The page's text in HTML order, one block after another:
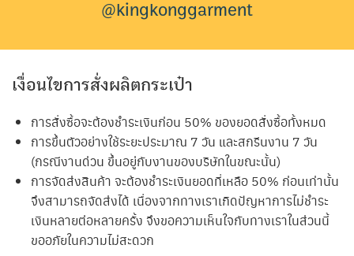
@kingkonggarment
เงื่อนไขการสั่งผลิตกระเป๋า
การสั่งซื้อจะต้องชำระเงินก่อน 50% ของยอดสั่งซื้อทั้งหมด
การขึ้นตัวอย่างใช้ระยะประมาณ 7 วัน และสกรีนงาน 7 วัน
(กรณีงานด่วน ขึ้นอยู่กับงานของบริษัทในขณะนั้น)
การจัดส่งสินค้า จะต้องชำระเงินยอดที่เหลือ 50% ก่อนเท่านั้น
จึงสามารถจัดส่งได้ เนื่องจากทางเราเกิดปัญหาการไม่ชำระ
เงินหลายต่อหลายครั้ง จึงขอความเห็นใจกับทางเราในส่วนนี้
ขออภัยในความไม่สะดวก